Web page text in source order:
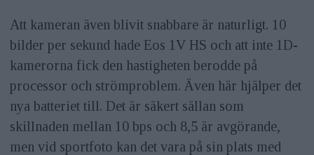
Att kameran även blivit snabbare är naturligt. 10
bilder per sekund hade Eos 1V HS och att inte 1D-
kamerorna fick den hastigheten berodde på
processor och strömproblem. Även här hjälper det
nya batteriet till. Det är säkert sällan som
skillnaden mellan 10 bps och 8,5 är avgörande,
men vid sportfoto kan det vara på sin plats med